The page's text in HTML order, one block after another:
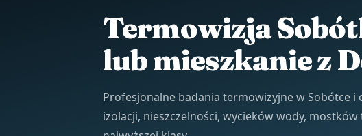
Termowizja
lub mieszkanie z
Profesjonalne badania termowizyjne w Sobótce i
izolacji, nieszczelności, wycieków wody, mostków